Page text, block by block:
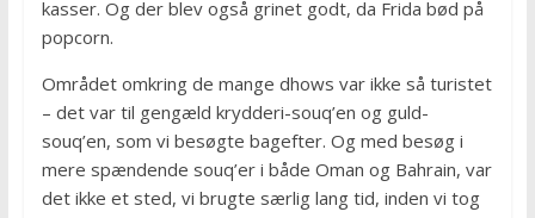
kasser. Og der blev også grinet godt, da Frida bød på
popcorn.
Området omkring de mange dhows var ikke så turistet
– det var til gengæld krydderi-souq’en og guld-
souq’en, som vi besøgte bagefter. Og med besøg i
mere spændende souq’er i både Oman og Bahrain, var
det ikke et sted, vi brugte særlig lang tid, inden vi tog